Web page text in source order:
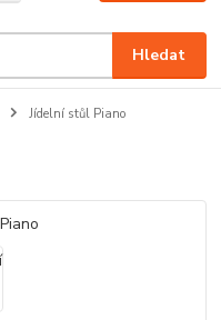
Hledat
Jídelní stůl Piano